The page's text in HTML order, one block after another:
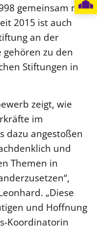
gemeinsam mit
2015 ist auch
an der
zu den
Stiftungen in
zeigt, wie
im
dazu angestoßen
und
Themen in
„Diese
und Hoffnung
Koordinatorin